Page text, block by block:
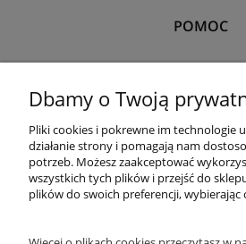
POMOC
PŁATNOŚCI I
OFERTA
Dbamy o Twoją
Pliki cookies i pokrewne im technologie
działanie strony i pomagają nam
potrzeb. Możesz zaakceptować
wszystkich tych plików i przejść do
plików do swoich preferencji, wybierając